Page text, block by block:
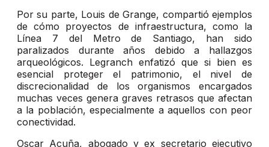
Por su parte, Louis de Grange, compartió ejemplos
de cómo proyectos de infraestructura, como la
Línea 7 del Metro de Santiago, han sido
paralizados durante años debido a hallazgos
arqueológicos. Legranch enfatizó que si bien es
esencial proteger el patrimonio, el nivel de
discrecionalidad de los organismos encargados
muchas veces genera graves retrasos que afectan
a la población, especialmente a aquellos con peor
conectividad.
Oscar Acuña, abogado y ex secretario ejecutivo